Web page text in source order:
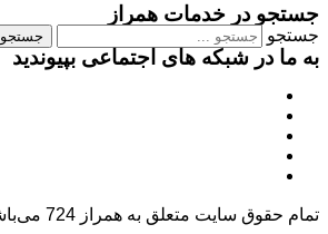
جستجو در خدمات همراز
جستجو جستجو
به ما در شبکه های اجتماعی بپیوندید
تمام حقوق سایت متعلق به همراز 724 می‌باشد |